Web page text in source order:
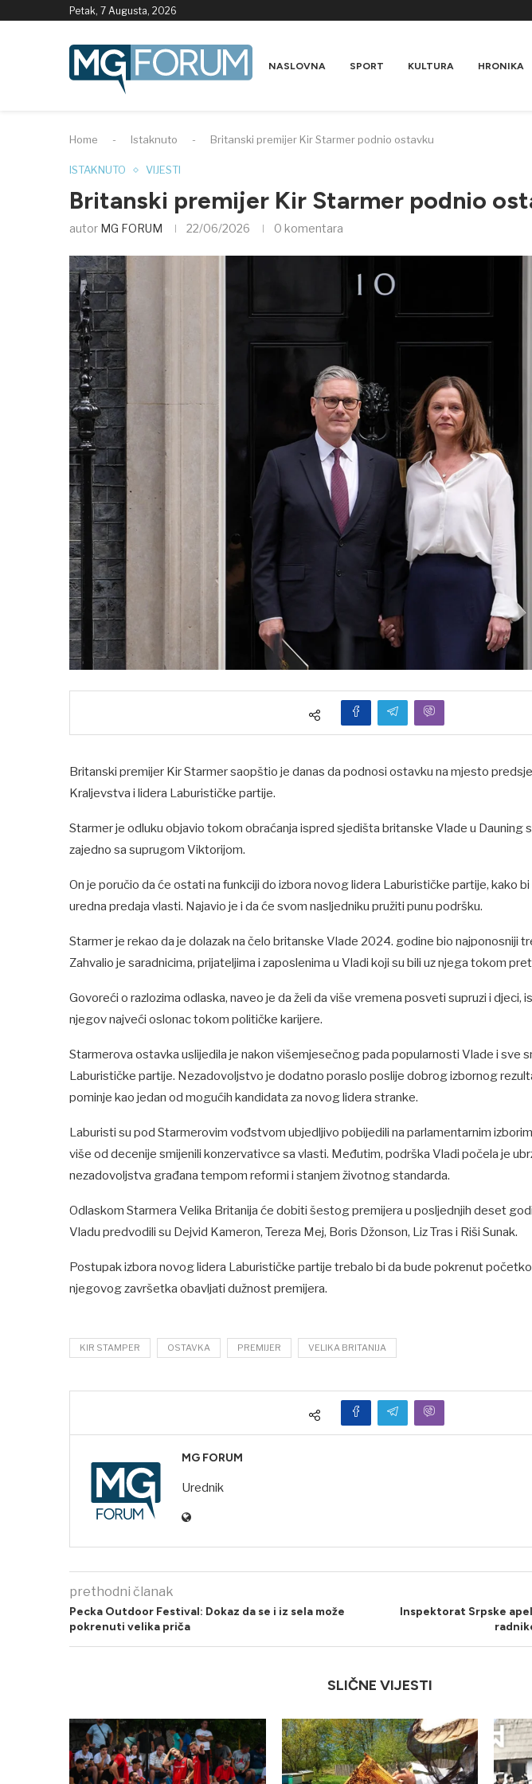
Petak, 7 Augusta, 2026
NASLOVNA SPORT KULTURA HRONIKA
Home - Istaknuto - Britanski premijer Kir Starmer podnio ostavku
ISTAKNUTO VIJESTI
Britanski premijer Kir Starmer podnio
autor MG FORUM 22/06/2026 0 komentara
Britanski premijer Kir Starmer saopštio je danas da podnosi ostavku na mjesto
Kraljevstva i lidera Laburističke partije.
Starmer je odluku objavio tokom obraćanja ispred sjedišta britanske Vlade u Dauning
zajedno sa suprugom Viktorijom.
On je poručio da će ostati na funkciji do izbora novog lidera Laburističke partije, kako
uredna predaja vlasti. Najavio je i da će svom nasljedniku pružiti punu podršku.
Starmer je rekao da je dolazak na čelo britanske Vlade 2024. godine bio najponosniji
Zahvalio je saradnicima, prijateljima i zaposlenima u Vladi koji su bili uz njega tokom
Govoreći o razlozima odlaska, naveo je da želi da više vremena posveti supruzi i djeci,
njegov najveći oslonac tokom političke karijere.
Starmerova ostavka uslijedila je nakon višemjesečnog pada popularnosti Vlade i sve
Laburističke partije. Nezadovoljstvo je dodatno poraslo poslije dobrog izbornog
pominje kao jedan od mogućih kandidata za novog lidera stranke.
Laburisti su pod Starmerovim vođstvom ubjedljivo pobijedili na parlamentarnim
više od decenije smijenili konzervativce sa vlasti. Međutim, podrška Vladi počela je
nezadovoljstva građana tempom reformi i stanjem životnog standarda.
Odlaskom Starmera Velika Britanija će dobiti šestog premijera u posljednjih deset
Vladu predvodili su Dejvid Kameron, Tereza Mej, Boris Džonson, Liz Tras i Riši Sunak.
Postupak izbora novog lidera Laburističke partije trebalo bi da bude pokrenut
njegovog završetka obavljati dužnost premijera.
KIR STAMPER OSTAVKA PREMIJER VELIKA BRITANIJA
MG FORUM
Urednik
prethodni članak
Pecka Outdoor Festival: Dokaz da se i iz sela može
pokrenuti velika priča
Inspektorat Srpske
SLIČNE VIJESTI